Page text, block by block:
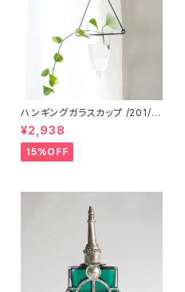
ハンギングガラスカップ /201/ I
NDIA インド
¥2,938
15%OFF